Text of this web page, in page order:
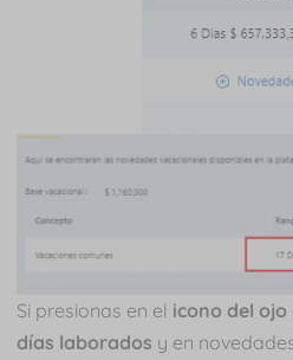
Si presionas en el icono del ojo
días laborados y en